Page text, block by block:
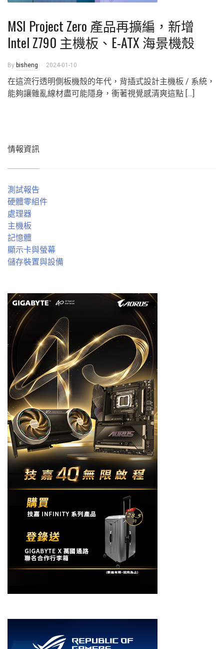
MSI Project Zero 產品再擴編，新增
Intel Z790 主機板、E-ATX 海景機殼
By bisheng 2024-01-10
在這流行透明側板機殼的年代，背插式設計主機板 / 系統，
能夠讓雜亂線材盡可能隱身，衝著視覺感清爽這點 […]
情報資訊
測試報告
硬體零組件
處理器
主機板
記憶體
顯示卡與螢幕
儲存裝置與設備